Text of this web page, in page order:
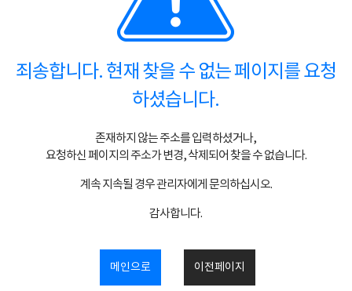
죄송합니다. 현재 찾을 수 없는 페이지를 요청
하셨습니다.
존재하지 않는 주소를 입력하셨거나,
요청하신 페이지의 주소가 변경, 삭제되어 찾을 수 없습니다.
계속 지속될 경우 관리자에게 문의하십시오.
감사합니다.
메인으로 이전페이지